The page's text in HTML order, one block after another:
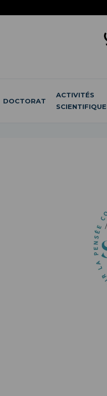
DOCTORAT
ACTIVITÉS